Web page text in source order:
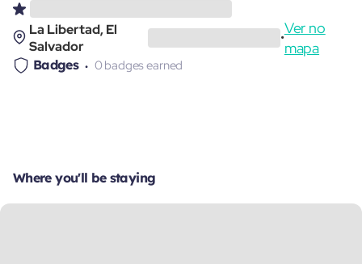
La Libertad, El
Salvador
•
Ver no
mapa
Badges 0 badges earned
Where you'll be staying